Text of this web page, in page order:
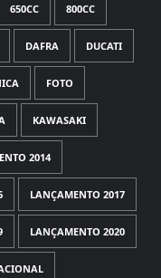
650CC 800CC
DAFRA DUCATI
FOTO
KAWASAKI
2014
LANÇAMENTO 2017
LANÇAMENTO 2020